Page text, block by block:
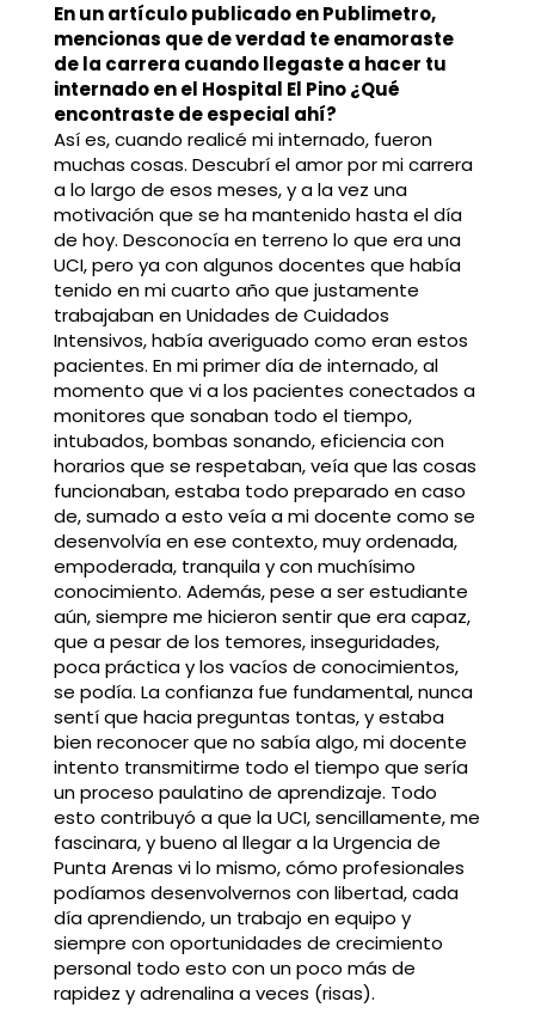
En un artículo publicado en Publimetro,
mencionas que de verdad te enamoraste
de la carrera cuando llegaste a hacer tu
internado en el Hospital El Pino ¿Qué
encontraste de especial ahí?
Así es, cuando realicé mi internado, fueron
muchas cosas. Descubrí el amor por mi carrera
a lo largo de esos meses, y a la vez una
motivación que se ha mantenido hasta el día
de hoy. Desconocía en terreno lo que era una
UCI, pero ya con algunos docentes que había
tenido en mi cuarto año que justamente
trabajaban en Unidades de Cuidados
Intensivos, había averiguado como eran estos
pacientes. En mi primer día de internado, al
momento que vi a los pacientes conectados a
monitores que sonaban todo el tiempo,
intubados, bombas sonando, eficiencia con
horarios que se respetaban, veía que las cosas
funcionaban, estaba todo preparado en caso
de, sumado a esto veía a mi docente como se
desenvolvía en ese contexto, muy ordenada,
empoderada, tranquila y con muchísimo
conocimiento. Además, pese a ser estudiante
aún, siempre me hicieron sentir que era capaz,
que a pesar de los temores, inseguridades,
poca práctica y los vacíos de conocimientos,
se podía. La confianza fue fundamental, nunca
sentí que hacia preguntas tontas, y estaba
bien reconocer que no sabía algo, mi docente
intento transmitirme todo el tiempo que sería
un proceso paulatino de aprendizaje. Todo
esto contribuyó a que la UCI, sencillamente, me
fascinara, y bueno al llegar a la Urgencia de
Punta Arenas vi lo mismo, cómo profesionales
podíamos desenvolvernos con libertad, cada
día aprendiendo, un trabajo en equipo y
siempre con oportunidades de crecimiento
personal todo esto con un poco más de
rapidez y adrenalina a veces (risas).